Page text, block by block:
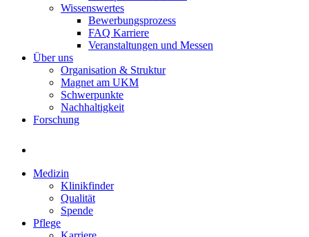
Wissenswertes
Bewerbungsprozess
FAQ Karriere
Veranstaltungen und Messen
Über uns
Organisation & Struktur
Magnet am UKM
Schwerpunkte
Nachhaltigkeit
Forschung
Medizin
Klinikfinder
Qualität
Spende
Pflege